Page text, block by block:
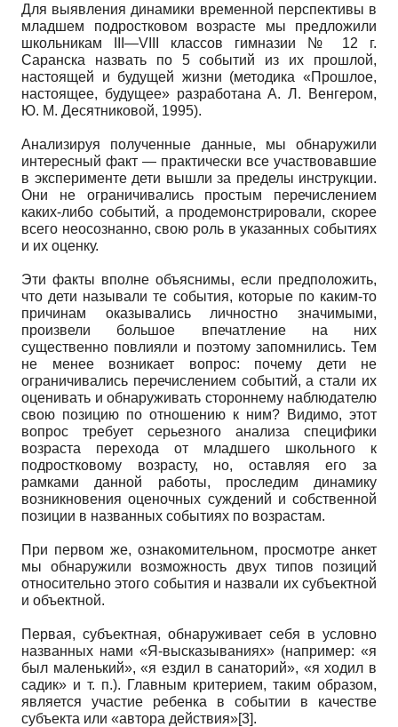
Для выявления динамики временной перспективы в
младшем подростковом возрасте мы предложили
школьникам III—VIII классов гимназии № 12 г.
Саранска назвать по 5 событий из их прошлой,
настоящей и будущей жизни (методика «Прошлое,
настоящее, будущее» разработана А. Л. Венгером,
Ю. М. Десятниковой, 1995).
Анализируя полученные данные, мы обнаружили
интересный факт — практически все участвовавшие
в эксперименте дети вышли за пределы инструкции.
Они не ограничивались простым перечислением
каких-либо событий, а продемонстрировали, скорее
всего неосознанно, свою роль в указанных событиях
и их оценку.
Эти факты вполне объяснимы, если предположить,
что дети называли те события, которые по каким-то
причинам оказывались личностно значимыми,
произвели большое впечатление на них
существенно повлияли и поэтому запомнились. Тем
не менее возникает вопрос: почему дети не
ограничивались перечислением событий, а стали их
оценивать и обнаруживать стороннему наблюдателю
свою позицию по отношению к ним? Видимо, этот
вопрос требует серьезного анализа специфики
возраста перехода от младшего школьного к
подростковому возрасту, но, оставляя его за
рамками данной работы, проследим динамику
возникновения оценочных суждений и собственной
позиции в названных событиях по возрастам.
При первом же, ознакомительном, просмотре анкет
мы обнаружили возможность двух типов позиций
относительно этого события и назвали их субъектной
и объектной.
Первая, субъектная, обнаруживает себя в условно
названных нами «Я-высказываниях» (например: «я
был маленький», «я ездил в санаторий», «я ходил в
садик» и т. п.). Главным критерием, таким образом,
является участие ребенка в событии в качестве
субъекта или «автора действия»[3].